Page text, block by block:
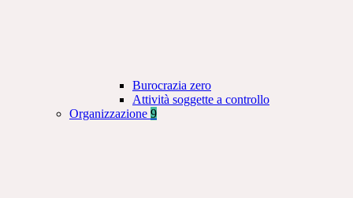
Burocrazia zero
Attività soggette a controllo
Organizzazione 9